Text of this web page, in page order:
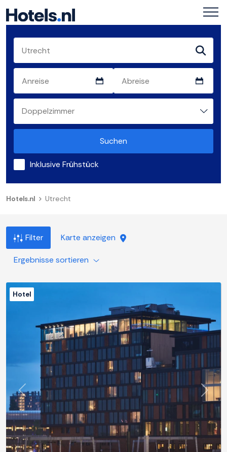
Suchen
Inklusive Frühstück
Hotels.nl Utrecht
Filter Karte anzeigen
Ergebnisse sortieren
Zurück
Hotel